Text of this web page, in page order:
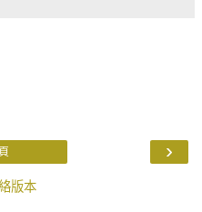
›
版本